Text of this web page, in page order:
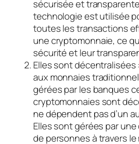
sécurisée et
technologie est utilisée
toutes les transactions
une cryptomonnaie, ce
sécurité et leur
Elles sont
aux monnaies
gérées par les banques
cryptomonnaies sont
ne dépendent pas d’un
Elles sont gérées par
de personnes à travers